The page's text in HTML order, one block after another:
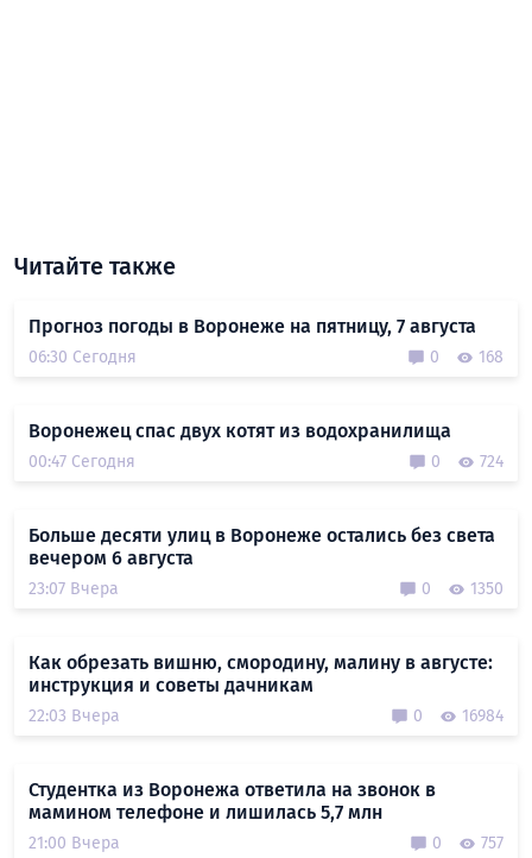
Читайте также
Прогноз погоды в Воронеже на пятницу, 7 августа
06:30 Сегодня 0 168
Воронежец спас двух котят из водохранилища
00:47 Сегодня 0 724
Больше десяти улиц в Воронеже остались без света
вечером 6 августа
23:07 Вчера 0 1350
Как обрезать вишню, смородину, малину в августе:
инструкция и советы дачникам
22:03 Вчера 0 16984
Студентка из Воронежа ответила на звонок в
мамином телефоне и лишилась 5,7 млн
21:00 Вчера 0 757